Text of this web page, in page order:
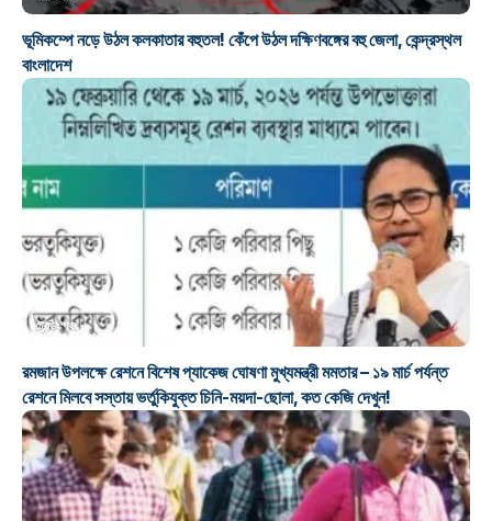
ভূমিকম্পে নড়ে উঠল কলকাতার বহুতল! কেঁপে উঠল দক্ষিণবঙ্গের বহু জেলা, কেন্দ্রস্থল
বাংলাদেশ
ট্রেন্ডিং খবর
রমজান উপলক্ষে রেশনে বিশেষ প্যাকেজ ঘোষণা মুখ্যমন্ত্রী মমতার – ১৯ মার্চ পর্যন্ত
রেশনে মিলবে সস্তায় ভর্তুকিযুক্ত চিনি-ময়দা-ছোলা, কত কেজি দেখুন!